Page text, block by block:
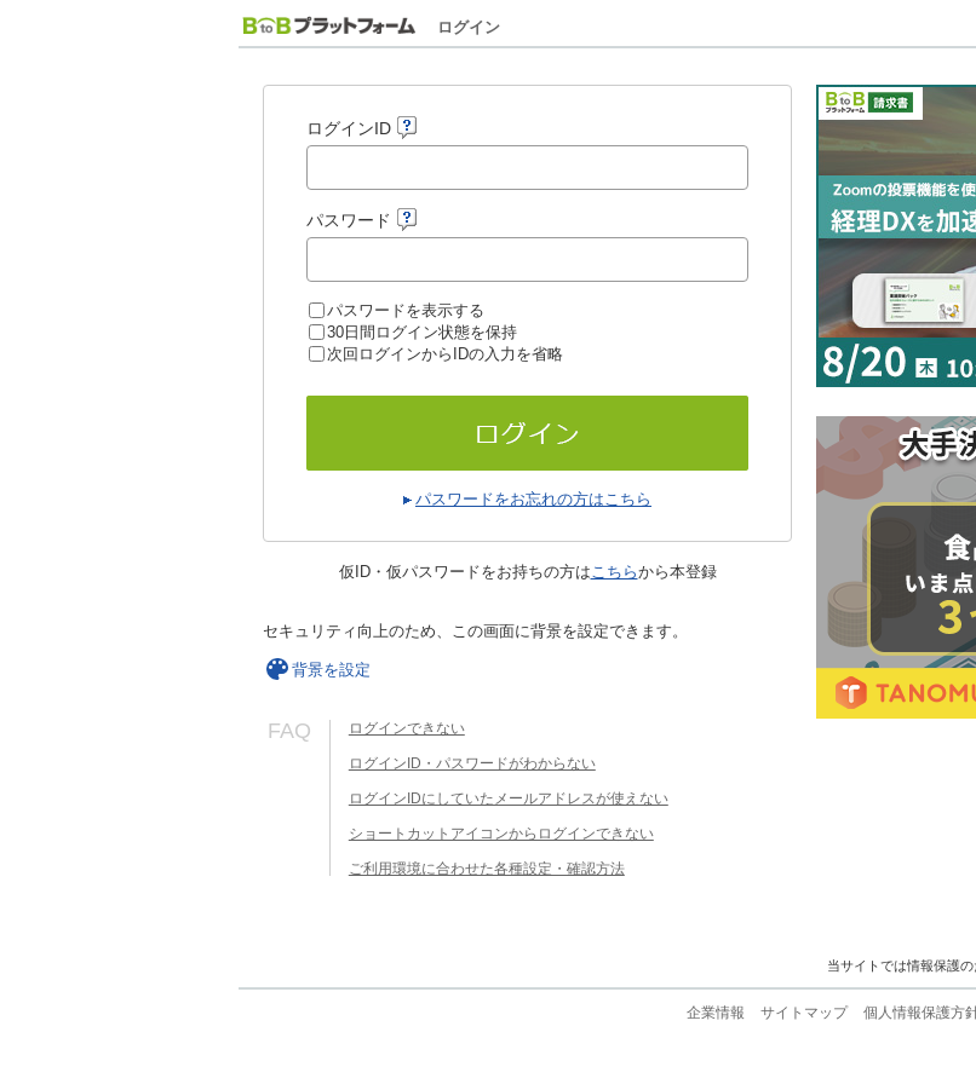
ログイン
ログインID
パスワード
パスワードを表示する
30日間ログイン状態を保持
次回ログインからIDの入力を省略
パスワードをお忘れの方はこちら
仮ID・仮パスワードをお持ちの方はこちらから本登録
セキュリティ向上のため、この画面に背景を設定できます。
背景を設定
FAQ ログインできない
ログインID・パスワードがわからない
ログインIDにしていたメールアドレスが使えない
ショートカットアイコンからログインできない
ご利用環境に合わせた各種設定・確認方法
当サイトでは情報保護
企業情報 サイトマップ 個人情報保護方